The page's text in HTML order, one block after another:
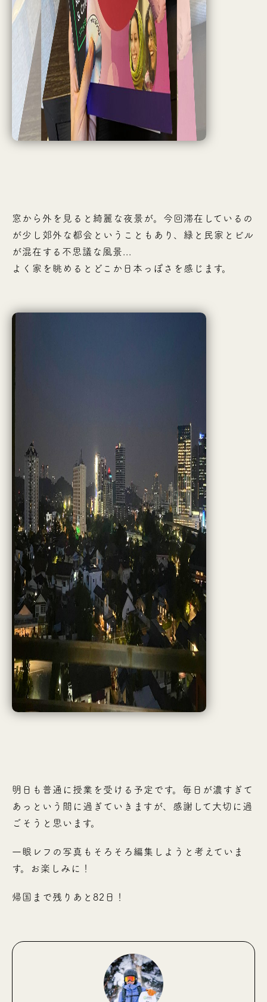
窓から外を見ると綺麗な夜景が。今回滞在しているの
が少し郊外な都会ということもあり、緑と民家とビル
が混在する不思議な風景...
よく家を眺めるとどこか日本っぽさを感じます。
明日も普通に授業を受ける予定です。毎日が濃すぎて
あっという間に過ぎていきますが、感謝して大切に過
ごそうと思います。
一眼レフの写真もそろそろ編集しようと考えていま
す。お楽しみに！
帰国まで残りあと82日！